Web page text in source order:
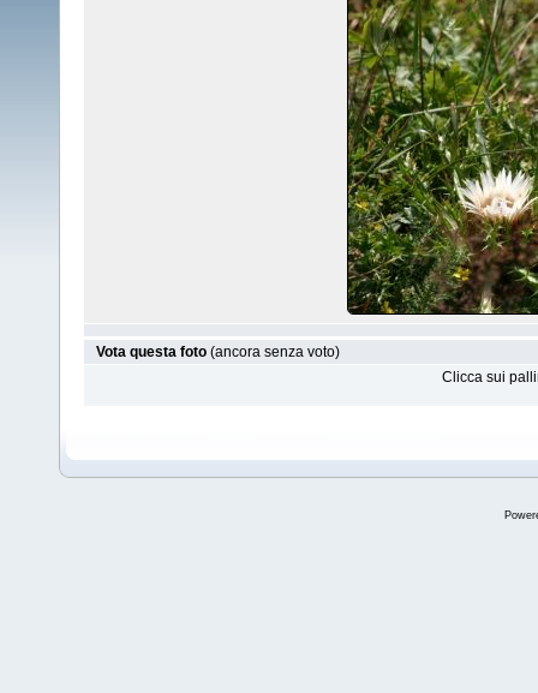
Vota questa foto (ancora senza voto)
Clicca sui